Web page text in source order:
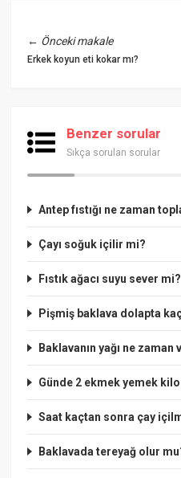
← Önceki makale
Erkek koyun eti kokar mı?
Benzer sorular
Sıkça sorulan sorular
Antep fıstığı ne zaman
Çayı soğuk içilir mi?
Fıstık ağacı suyu sever mi?
Pişmiş baklava dolapta
Baklavanın yağı ne zaman
Günde 2 ekmek yemek kilo
Saat kaçtan sonra çay
Baklavada tereyağ olur